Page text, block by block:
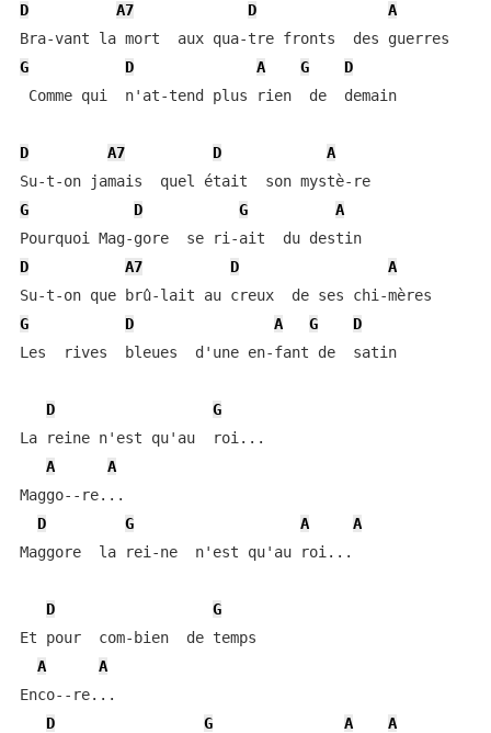
D
A7 D
A
G
D A G
D
Comme qui  n'at-tend plus rien  de  demain
D A7 D
A
Su-t-on jamais  quel était  son mystè-re
G
D G
A
Pourquoi Mag-gore  se ri-ait  du destin
D
A7 D
A
G
D A G
D
Les  rives  bleues  d'une en-fant de  satin
D
G
La reine n'est qu'au  roi...
A
A
Maggo--re...
D
G A
A
Maggore  la rei-ne  n'est qu'au roi...
D
G
Et pour  com-bien  de temps
A
A
Enco--re...
D
G A
A